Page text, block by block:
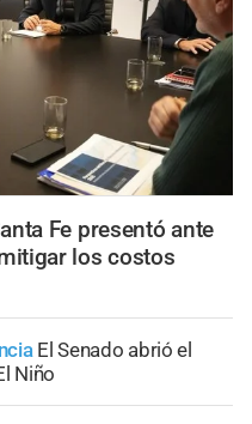
Fe presentó ante
los costos
El Senado abrió el
Niño